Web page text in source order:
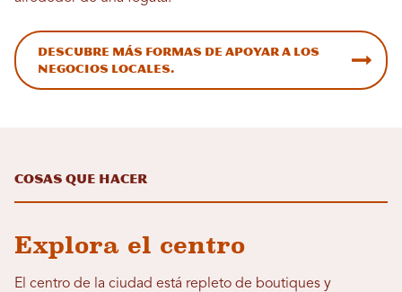
Descubre más formas de apoyar a los
negocios locales.
Cosas que hacer
Explora el centro
El centro de la ciudad está repleto de boutiques y